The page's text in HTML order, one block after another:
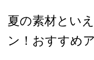
夏の素材とい
ン！おすすめ